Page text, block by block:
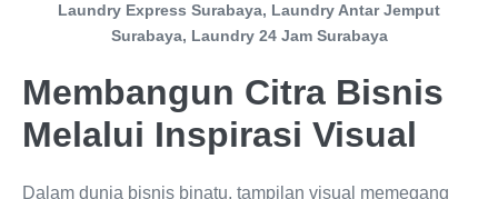
Laundry Express Surabaya, Laundry Antar Jemput
Surabaya, Laundry 24 Jam Surabaya
Membangun Citra Bisnis
Melalui Inspirasi Visual
Dalam dunia bisnis binatu, tampilan visual memegang